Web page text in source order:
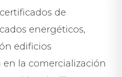
de
energéticos,
edificios
en la comercialización